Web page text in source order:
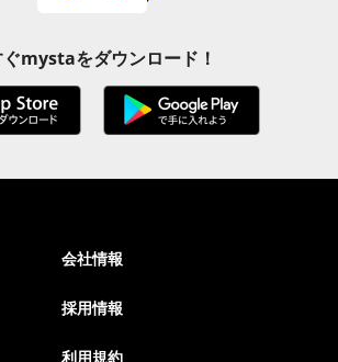
mystaをダウンロード！
会社情報
採用情報
利用規約